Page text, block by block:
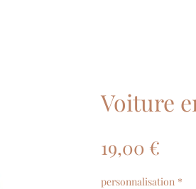
Voiture
19,00 €
personnalisation *